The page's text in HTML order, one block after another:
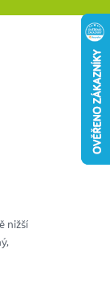
nižší